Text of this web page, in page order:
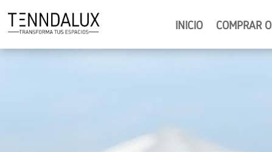
INICIO COMPRAR